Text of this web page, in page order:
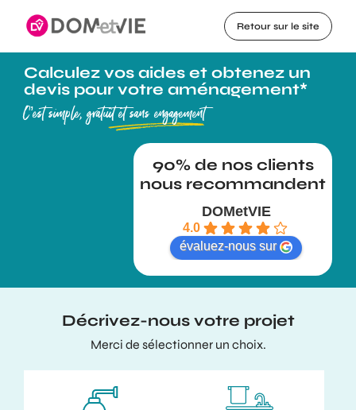
Retour sur le site
Calculez vos aides et obtenez un
devis pour votre aménagement*
C’est simple, gratuit et sans engagement
DOMetVIE
4.0
évaluez-nous sur
Décrivez-nous votre projet
Merci de sélectionner un choix.